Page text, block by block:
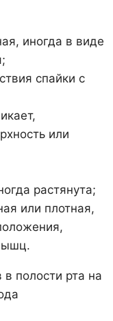
иногда в виде
спайки с
или
растянута;
или плотная,
полости рта на